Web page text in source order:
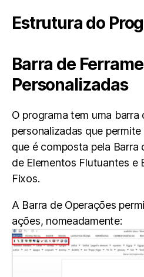
Estrutura do
Barra de
Personalizadas
O programa tem uma barra
personalizadas que
que é composta pela Barra
de Elementos Flutuantes e
Fixos.
A Barra de Operações
ações, nomeadamente: